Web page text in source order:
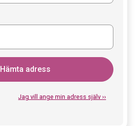
Hämta adress
Jag vill ange min adress själv ››